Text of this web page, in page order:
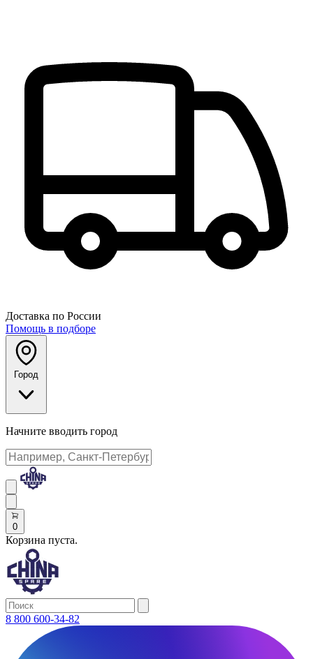
Доставка по России
Помощь в подборе
Город
Начните вводить город
0
Корзина пуста.
8 800 600-34-82